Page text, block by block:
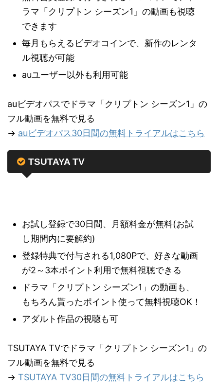
ラマ「クリプトン シーズン1」の動画も視聴
できます
毎月もらえるビデオコインで、新作のレンタ
ル視聴が可能
auユーザー以外も利用可能
auビデオパスでドラマ「クリプトン シーズン1」の
フル動画を無料で見る
→ auビデオパス30日間の無料トライアルはこちら
TSUTAYA TV
お試し登録で30日間、月額料金が無料(お試
し期間内に要解約)
登録特典で付与される1,080Pで、好きな動画
が2～3本ポイント利用で無料視聴できる
ドラマ「クリプトン シーズン1」の動画も、
もちろん貰ったポイント使って無料視聴OK！
アダルト作品の視聴も可
TSUTAYA TVでドラマ「クリプトン シーズン1」の
フル動画を無料で見る
→ TSUTAYA TV30日間の無料トライアルはこちら